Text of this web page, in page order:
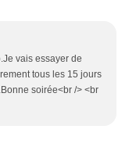
vais essayer de
tous les 15 jours
soirée<br /> <br